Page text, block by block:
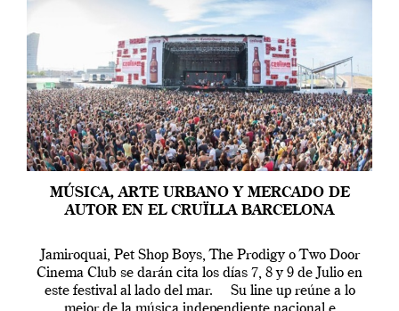
MÚSICA, ARTE URBANO Y MERCADO DE
AUTOR EN EL CRUÏLLA BARCELONA
Jamiroquai, Pet Shop Boys, The Prodigy o Two Door
Cinema Club se darán cita los días 7, 8 y 9 de Julio en
este festival al lado del mar. Su line up reúne a lo